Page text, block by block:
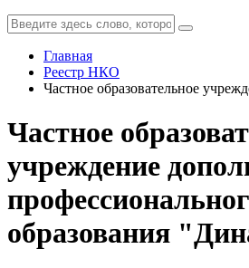
Главная
Реестр НКО
Частное образовательное
Частное
учреждение
образования